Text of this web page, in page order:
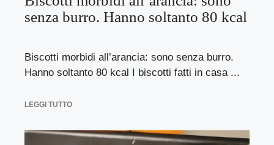
senza burro. Hanno soltanto 80 kcal
Biscotti morbidi all’arancia: sono senza burro.
Hanno soltanto 80 kcal I biscotti fatti in casa ...
LEGGI TUTTO